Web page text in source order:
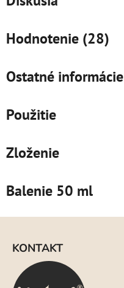
Hodnotenie (28)
Ostatné informácie
Použitie
Zloženie
Balenie 50 ml
KONTAKT